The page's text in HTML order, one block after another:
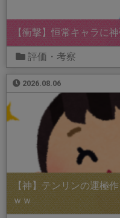
【衝撃】恒常キャラに
評価・考察
2026.08.06
【神】テンリンの運極
ｗｗ